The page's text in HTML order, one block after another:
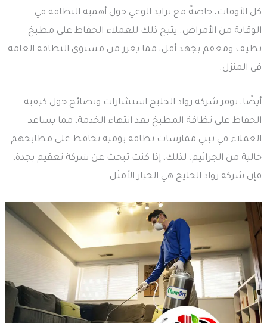
كل الأوقات، خاصةً مع تزايد الوعي حول أهمية النظافة في
الوقاية من الأمراض. يتيح ذلك للعملاء الحفاظ على مطبخ
نظيف ومعقم بجهد أقل، مما يعزز من مستوى النظافة العامة
في المنزل.
أيضًا، توفر شركة رواد الخليج استشارات ونصائح حول كيفية
الحفاظ على نظافة المطبخ بعد انتهاء الخدمة، مما يساعد
العملاء في تبني ممارسات نظافة يومية تحافظ على مطابخهم
خالية من الجراثيم. لذلك، إذا كنت تبحث عن شركة تعقيم بجدة،
فإن شركة رواد الخليج هي الخيار الأمثل.